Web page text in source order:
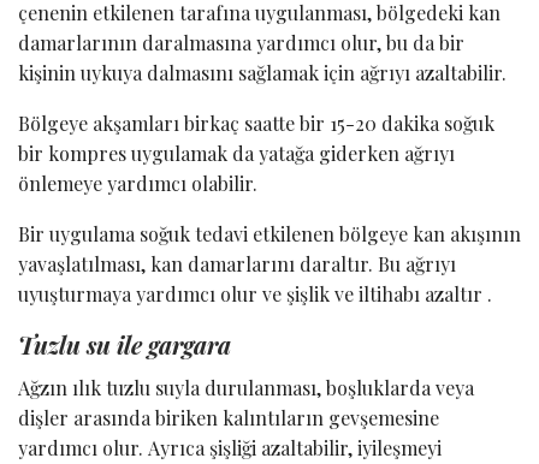
çenenin etkilenen tarafına uygulanması, bölgedeki kan
damarlarının daralmasına yardımcı olur, bu da bir
kişinin uykuya dalmasını sağlamak için ağrıyı azaltabilir.
Bölgeye akşamları birkaç saatte bir 15-20 dakika soğuk
bir kompres uygulamak da yatağa giderken ağrıyı
önlemeye yardımcı olabilir.
Bir uygulama soğuk tedavi etkilenen bölgeye kan akışının
yavaşlatılması, kan damarlarını daraltır. Bu ağrıyı
uyuşturmaya yardımcı olur ve şişlik ve iltihabı azaltır .
Tuzlu su ile gargara
Ağzın ılık tuzlu suyla durulanması, boşluklarda veya
dişler arasında biriken kalıntıların gevşemesine
yardımcı olur. Ayrıca şişliği azaltabilir, iyileşmeyi